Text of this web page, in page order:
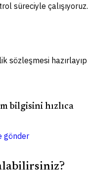
süreciyle çalışıyoruz.
sözleşmesi hazırlayıp
bilgisini hızlıca
gönder